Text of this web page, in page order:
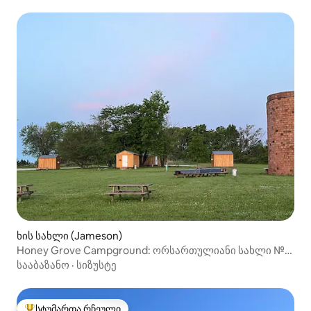
ხის სახლი (Jameson)
Honey Grove Campground: ორსართულიანი სახლი №2
„Fox“
სააბაზანო · სიზუსტე